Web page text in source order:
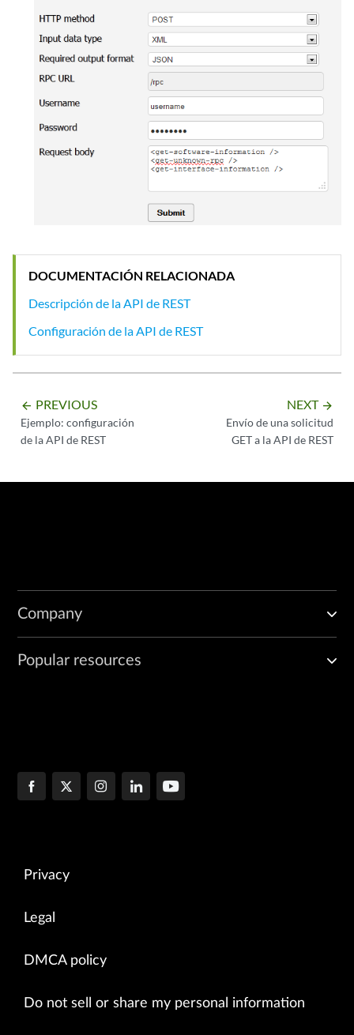
DOCUMENTACIÓN RELACIONADA
Descripción de la API de REST
Configuración de la API de REST
arrow_backward PREVIOUS
Ejemplo: configuración
de la API de REST
NEXT arrow_forward
Envío de una solicitud
GET a la API de REST
Company
Popular resources
Privacy
Legal
DMCA policy
Do not sell or share my personal information